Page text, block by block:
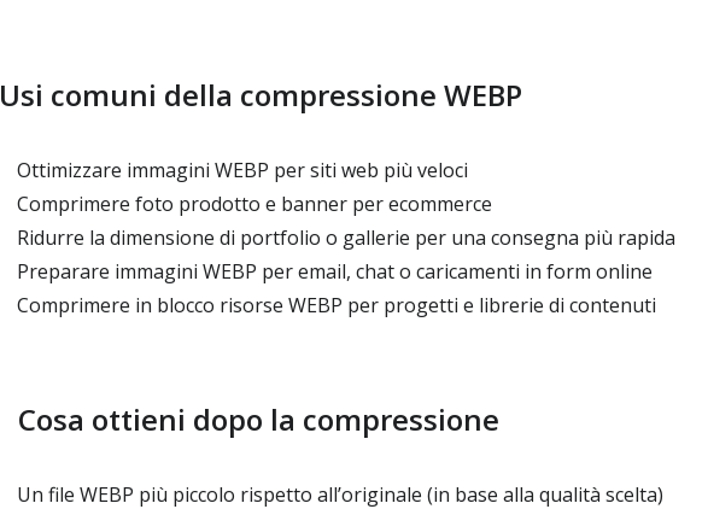
Usi comuni della compressione WEBP
Ottimizzare immagini WEBP per siti web più veloci
Comprimere foto prodotto e banner per ecommerce
Ridurre la dimensione di portfolio o gallerie per una consegna più rapida
Preparare immagini WEBP per email, chat o caricamenti in form online
Comprimere in blocco risorse WEBP per progetti e librerie di contenuti
Cosa ottieni dopo la compressione
Un file WEBP più piccolo rispetto all’originale (in base alla qualità scelta)